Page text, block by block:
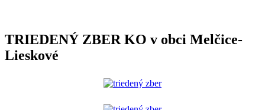
TRIEDENÝ ZBER KO v obci Melčice-
Lieskové